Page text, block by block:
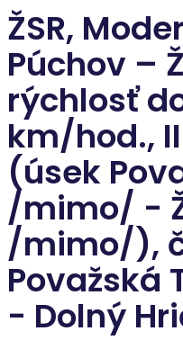
ŽSR,
Púchov –
rýchlosť
km/hod.,
(úsek
/mimo/ -
/mimo/),
Považská
- Dolný